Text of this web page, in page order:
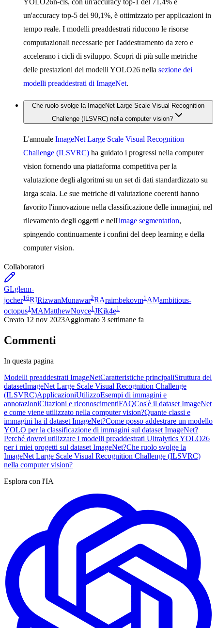
un'accuracy top-5 del 90,1%, è ottimizzato per applicazioni in
tempo reale. I modelli preaddestrati riducono le risorse
computazionali necessarie per l'addestramento da zero e
accelerano i cicli di sviluppo. Scopri di più sulle metriche
delle prestazioni dei modelli YOLO26 nella sezione dei
modelli preaddestrati di ImageNet.
Che ruolo svolge la ImageNet Large Scale Visual Recognition
Challenge (ILSVRC) nella computer vision?
L'annuale ImageNet Large Scale Visual Recognition
Challenge (ILSVRC) ha guidato i progressi nella computer
vision fornendo una piattaforma competitiva per la
valutazione degli algoritmi su un set di dati standardizzato su
larga scala. Le sue metriche di valutazione coerenti hanno
favorito l'innovazione nella classificazione delle immagini, nel
rilevamento degli oggetti e nell'image segmentation,
spingendo continuamente i confini del deep learning e della
computer vision.
Collaboratori
GLglenn-
jocher16RIRizwanMunawar2RAraimbekovm1 AMambitious-
octopus1 MAMatthewNoyce1 JKjk4e1
Creato 12 nov 2023Aggiornato 3 settimane fa
Commenti
In questa pagina
Modelli preaddestrati ImageNetCaratteristiche principaliStruttura del
datasetImageNet Large Scale Visual Recognition Challenge
(ILSVRC)ApplicazioniUtilizzoEsempi di immagini e
annotazioniCitazioni e riconoscimentiFAQCos'è il dataset ImageNet
e come viene utilizzato nella computer vision?Quante classi e
immagini ha il dataset ImageNet?Come posso addestrare un modello
YOLO per la classificazione di immagini sul dataset ImageNet?
Perché dovrei utilizzare i modelli preaddestrati Ultralytics YOLO26
per i miei progetti sul dataset ImageNet?Che ruolo svolge la
ImageNet Large Scale Visual Recognition Challenge (ILSVRC)
nella computer vision?
Esplora con l'IA